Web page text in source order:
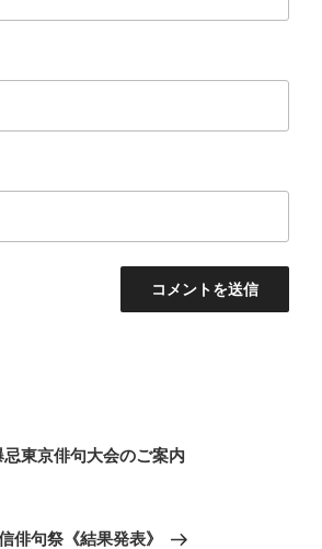
東京俳句大会のご案内
句祭《結果発表》